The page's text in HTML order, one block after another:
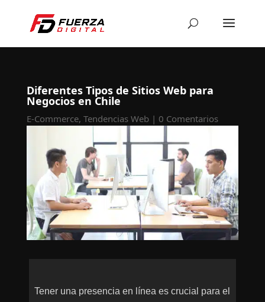
Diferentes Tipos de Sitios Web para
Negocios en Chile
E-Commerce, Tendencias Web| 0 Comentarios
Tener una presencia en línea es crucial para el